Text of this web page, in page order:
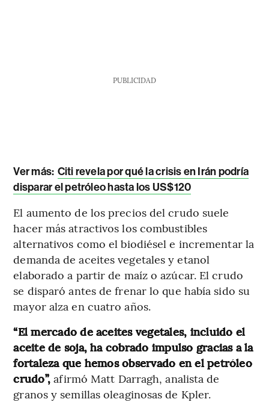
PUBLICIDAD
Ver más: Citi revela por qué la crisis en Irán podría
disparar el petróleo hasta los US$120
El aumento de los precios del crudo suele
hacer más atractivos los combustibles
alternativos como el biodiésel e incrementar la
demanda de aceites vegetales y etanol
elaborado a partir de maíz o azúcar. El crudo
se disparó antes de frenar lo que había sido su
mayor alza en cuatro años.
“El mercado de aceites vegetales, incluido el
aceite de soja, ha cobrado impulso gracias a la
fortaleza que hemos observado en el petróleo
crudo”,afirmó Matt Darragh, analista de
granos y semillas oleaginosas de Kpler.